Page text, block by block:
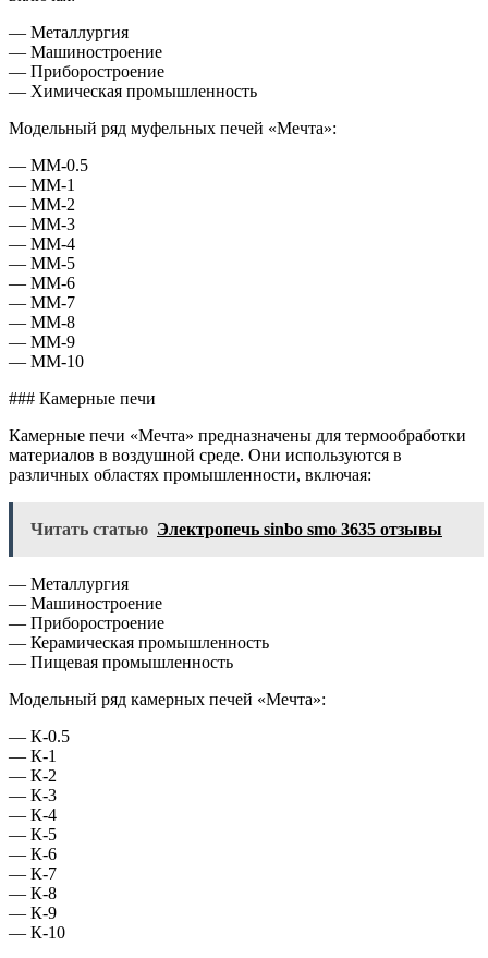
— Металлургия
— Машиностроение
— Приборостроение
— Химическая промышленность
Модельный ряд муфельных печей «Мечта»:
— ММ-0.5
— ММ-1
— ММ-2
— ММ-3
— ММ-4
— ММ-5
— ММ-6
— ММ-7
— ММ-8
— ММ-9
— ММ-10
### Камерные печи
Камерные печи «Мечта» предназначены для термообработки
материалов в воздушной среде. Они используются в
различных областях промышленности, включая:
Читать статью Электропечь sinbo smo 3635 отзывы
— Металлургия
— Машиностроение
— Приборостроение
— Керамическая промышленность
— Пищевая промышленность
Модельный ряд камерных печей «Мечта»:
— К-0.5
— К-1
— К-2
— К-3
— К-4
— К-5
— К-6
— К-7
— К-8
— К-9
— К-10